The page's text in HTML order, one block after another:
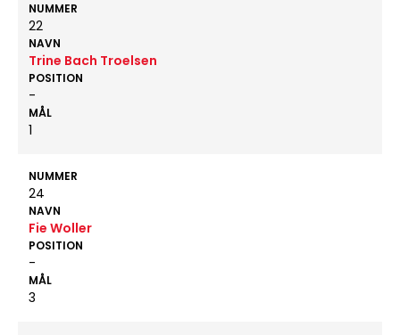
NUMMER
22
NAVN
Trine Bach Troelsen
POSITION
-
MÅL
1
NUMMER
24
NAVN
Fie Woller
POSITION
-
MÅL
3